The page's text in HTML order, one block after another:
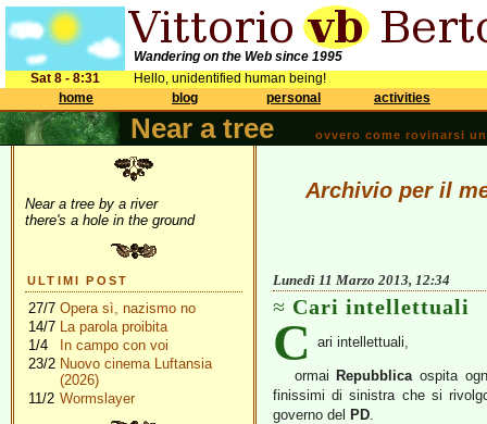
Wandering on the Web since 1995
Sat 8 - 8:31
Hello, unidentified human being!
home
blog personal activities
Near a tree ovvero come rovinarsi
Near a tree by a river
there's a hole in the ground
ULTIMI POST
27/7 Opera sì, nazismo no
14/7 La parola proibita
1/4
In campo con voi
23/2 Nuovo cinema Luftansia
(2026)
11/2 Wormslayer
Archivio per il
Lunedì 11 Marzo 2013, 12:34
Cari intellettuali
C ari intellettuali,
ormai Repubblicaospita
finissimi di sinistra che si
governo del PD.